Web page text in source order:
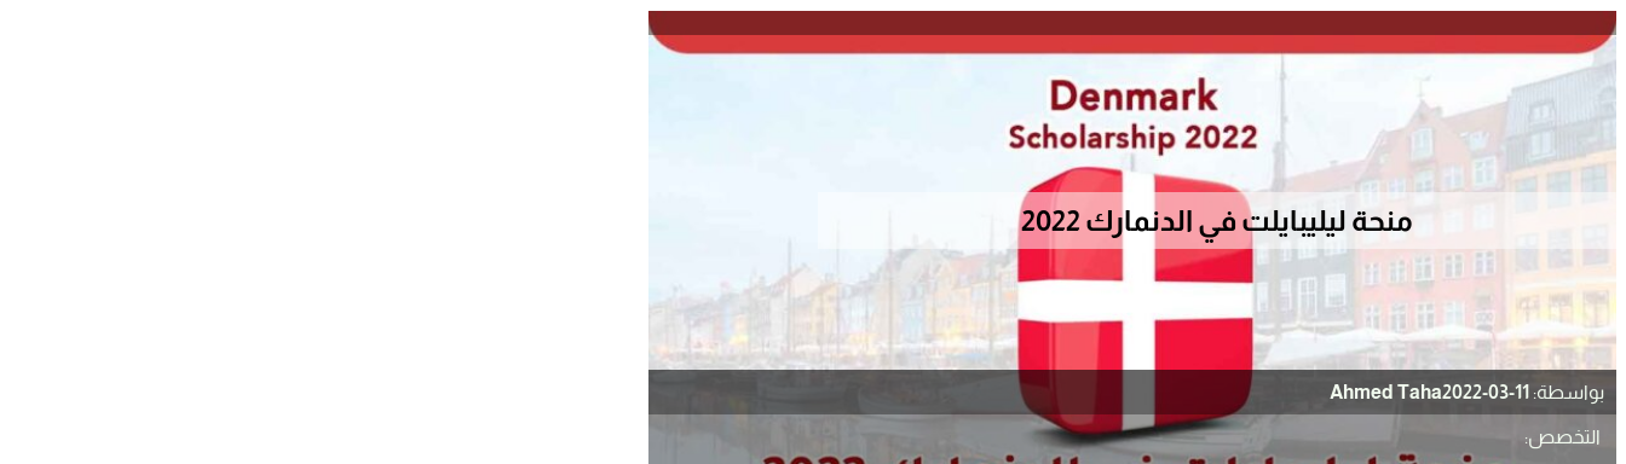
منحة ليليبايلت في الدنمارك 2022
بواسطة: Ahmed Taha2022-03-11
التخصص: